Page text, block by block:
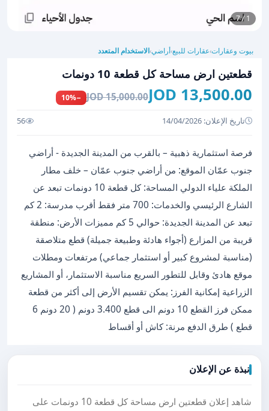
1 / 7
بيوت وعقارات›عقارات للبيع›أراضي›الاستخدام المتعدد
قطعتين ارض مساحة كل قطعة 10 دونمات
13,500.00 JOD
15,000.00 JOD
−10%
تاريخ الإعلان: 14/04/2026 56
فرصة استثمارية ذهبية – بالقرب من المدينة الجديدة - أراضي
جنوب عمّان الموقع: من أراضي جنوب عمّان – خلف مطار
الملكة علياء الدولي المساحة: كل قطعة 10 دونمات تبعد عن
الشارع الرئيسي والخدمات: 700 متر فقط أقرب مدرسة: 2 كم
تبعد عن المدينة الجديدة: حوالي 5 كم مميزات الأرض: منطقة
قريبة من المزارع (أجواء هادئة وطبيعة جميلة) قطع متلاصقة
(مناسبة لمشروع كبير أو استثمار جماعي) مرتفعات ومطلات
موقع هادئ وقابل للتطور السريع مناسبة الاستثمار، أو المشاريع
الزراعية إمكانية الفرز: يمكن تقسيم الأرض إلى أكثر من قطعة
ممكن فرز القطع 10 دونم الى قطع 3.400 دونم ( 20 دونم 6
قطع ) طرق الدفع مرنة: كاش أو أقساط
نبذة عن الإعلان
شاهد إعلان قطعتين ارض مساحة كل قطعة 10 دونمات على